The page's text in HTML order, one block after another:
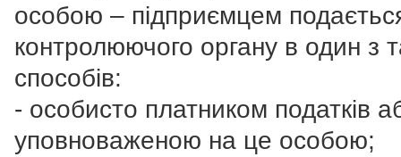
особою – підприємцем
контролюючого органу в один з
способів:
- особисто платником податків
уповноваженою на це особою;